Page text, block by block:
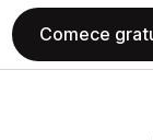
Comece